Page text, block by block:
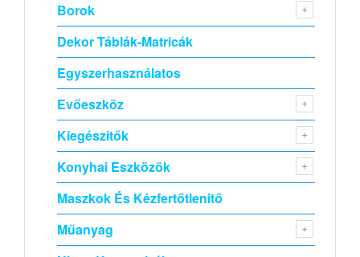
Borok
Dekor Táblák-Matricák
Egyszerhasználatos
Evőeszköz
Kiegészitők
Konyhai Eszközök
Maszkok És Kézfertőtlenitő
Műanyag